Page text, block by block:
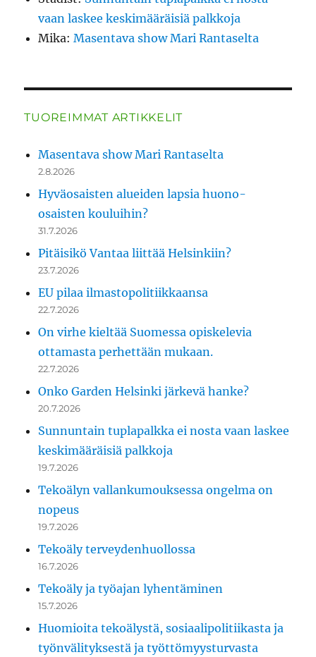
vaan laskee keskimääräisiä palkkoja
Mika:Masentava show Mari Rantaselta
TUOREIMMAT ARTIKKELIT
Masentava show Mari Rantaselta
2.8.2026
Hyväosaisten alueiden lapsia huono-
osaisten kouluihin?
31.7.2026
Pitäisikö Vantaa liittää Helsinkiin?
23.7.2026
EU pilaa ilmastopolitiikkaansa
22.7.2026
On virhe kieltää Suomessa opiskelevia
ottamasta perhettään mukaan.
22.7.2026
Onko Garden Helsinki järkevä hanke?
20.7.2026
Sunnuntain tuplapalkka ei nosta vaan laskee
keskimääräisiä palkkoja
19.7.2026
Tekoälyn vallankumouksessa ongelma on
nopeus
19.7.2026
Tekoäly terveydenhuollossa
16.7.2026
Tekoäly ja työajan lyhentäminen
15.7.2026
Huomioita tekoälystä, sosiaalipolitiikasta ja
työnvälityksestä ja työttömyysturvasta